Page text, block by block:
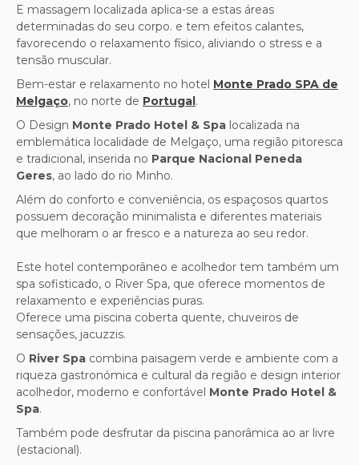
E massagem localizada aplica-se a estas áreas
determinadas do seu corpo. e tem efeitos calantes,
favorecendo o relaxamento físico, aliviando o stress e a
tensão muscular.
Bem-estar e relaxamento no hotel Monte Prado SPA de
Melgaço, no norte de Portugal.
O Design Monte Prado Hotel & Spa localizada na
emblemática localidade de Melgaço, uma região pitoresca
e tradicional, inserida no Parque Nacional Peneda
Geres, ao lado do rio Minho.
Além do conforto e conveniência, os espaçosos quartos
possuem decoração minimalista e diferentes materiais
que melhoram o ar fresco e a natureza ao seu redor.
Este hotel contemporâneo e acolhedor tem também um
spa sofisticado, o River Spa, que oferece momentos de
relaxamento e experiências puras.
Oferece uma piscina coberta quente, chuveiros de
sensações, jacuzzis.
O River Spa combina paisagem verde e ambiente com a
riqueza gastronómica e cultural da região e design interior
acolhedor, moderno e confortável Monte Prado Hotel &
Spa.
Também pode desfrutar da piscina panorâmica ao ar livre
(estacional).